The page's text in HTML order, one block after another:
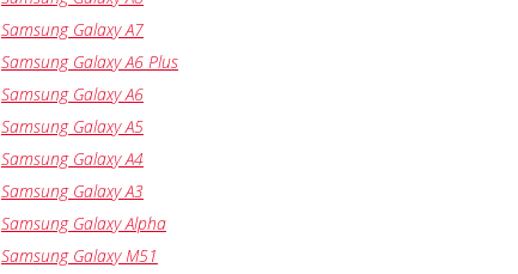
Samsung Galaxy A7
Samsung Galaxy A6 Plus
Samsung Galaxy A6
Samsung Galaxy A5
Samsung Galaxy A4
Samsung Galaxy A3
Samsung Galaxy Alpha
Samsung Galaxy M51